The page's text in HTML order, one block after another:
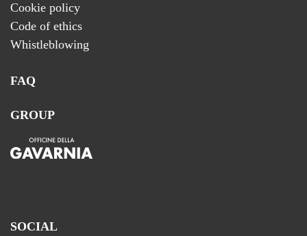
Cookie policy
Code of ethics
Whistleblowing
FAQ
GROUP
SOCIAL